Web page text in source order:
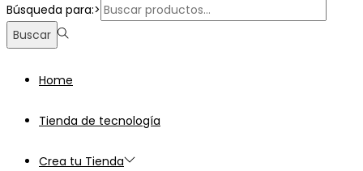
Búsqueda para:>
Buscar
Home
Tienda de tecnología
Crea tu Tienda